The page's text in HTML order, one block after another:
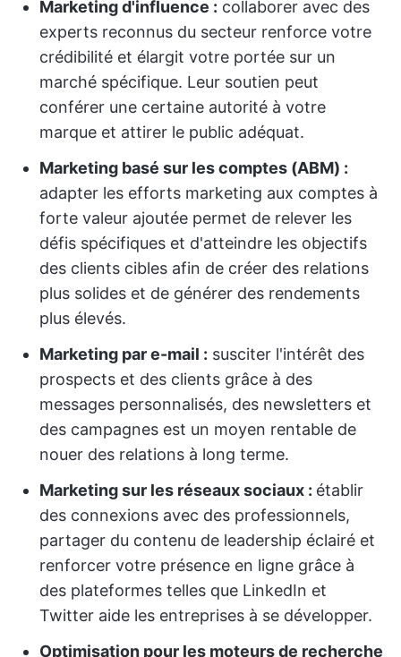
Marketing d'influence : collaborer avec des
experts reconnus du secteur renforce votre
crédibilité et élargit votre portée sur un
marché spécifique. Leur soutien peut
conférer une certaine autorité à votre
marque et attirer le public adéquat.
Marketing basé sur les comptes (ABM) :
adapter les efforts marketing aux comptes à
forte valeur ajoutée permet de relever les
défis spécifiques et d'atteindre les objectifs
des clients cibles afin de créer des relations
plus solides et de générer des rendements
plus élevés.
Marketing par e-mail : susciter l'intérêt des
prospects et des clients grâce à des
messages personnalisés, des newsletters et
des campagnes est un moyen rentable de
nouer des relations à long terme.
Marketing sur les réseaux sociaux : établir
des connexions avec des professionnels,
partager du contenu de leadership éclairé et
renforcer votre présence en ligne grâce à
des plateformes telles que LinkedIn et
Twitter aide les entreprises à se développer.
Optimisation pour les moteurs de recherche